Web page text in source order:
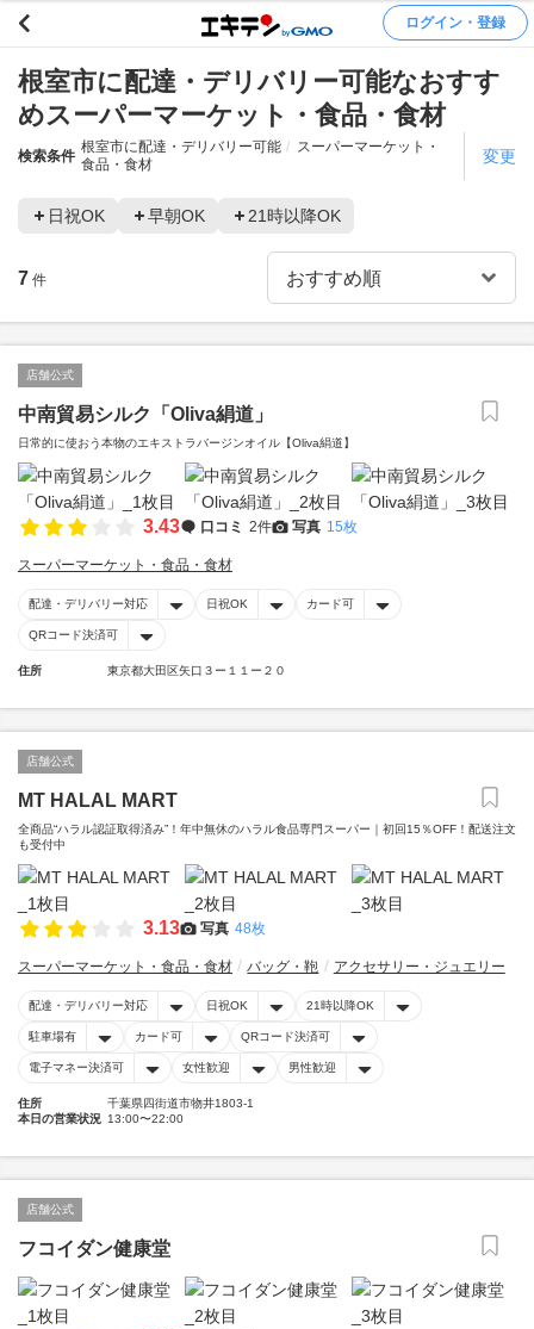
ログイン・登録
根室市に配達・デリバリー可能なおすす
めスーパーマーケット・食品・食材
検索条件
根室市に配達・デリバリー可能
スーパーマーケット・
食品・食材
変更
日祝OK 早朝OK 21時以降OK
7 件
店舗公式
中南貿易シルク「Oliva絹道」
日常的に使おう本物のエキストラバージンオイル【Oliva絹道】
3.43 口コミ 2件 写真 15枚
スーパーマーケット・食品・食材
配達・デリバリー対応 日祝OK カード可
QRコード決済可
住所 東京都大田区矢口３ー１１ー２０
店舗公式
MT HALAL MART
全商品“ハラル認証取得済み”！年中無休のハラル食品専門スーパー｜初回15％OFF！配送注文
も受付中
3.13 写真 48枚
スーパーマーケット・食品・食材 バッグ・鞄 アクセサリー・ジュエリー
配達・デリバリー対応 日祝OK 21時以降OK
駐車場有 カード可 QRコード決済可
電子マネー決済可 女性歓迎 男性歓迎
住所
千葉県四街道市物井1803-1
本日の営業状況 13:00〜22:00
店舗公式
フコイダン健康堂